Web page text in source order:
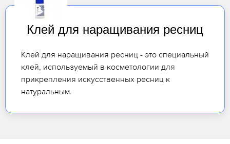
Клей для наращивания ресниц
Клей для наращивания ресниц - это специальный
клей, используемый в косметологии для
прикрепления искусственных ресниц к
натуральным.